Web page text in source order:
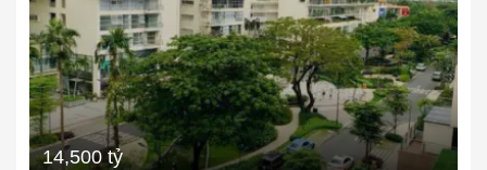
14,500 tỷ